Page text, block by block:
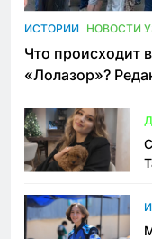
ИСТОРИИ НОВОСТИ
Что происходит
«Лолазор»?